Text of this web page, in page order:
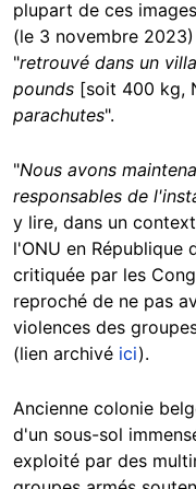
plupart de ces
(le 3 novembre
"retrouvé dans un
pounds [soit 400 kg,
parachutes".
"Nous avons
responsables de
y lire, dans un
l'ONU en
critiquée par les
reproché de ne pas
violences des
(lien archivé ici).
Ancienne colonie
d'un sous-sol
exploité par des